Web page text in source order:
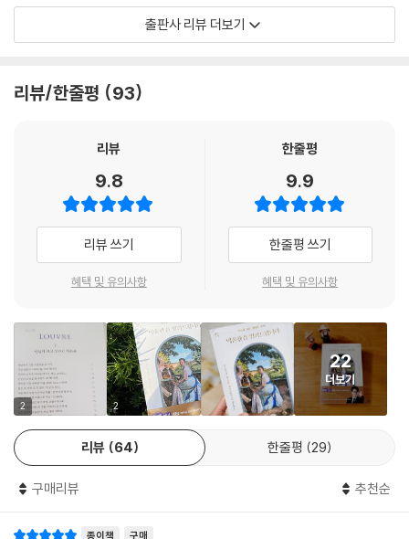
몸을 감싸고 추위에 떨면서 힘겹게 고개를 지났을 것입니다. 애초에 다비
드 가 그린 장면은 현실적으로 절대 불가능한 모습이었습니다.
---「살아 있는 영웅을 찬양하라」중에서
연작을 통해 루벤스는 마리 드 메디치의 삶 자체를 신격화하고 역사상 가
데 성공했다”고 고백하기도 했죠. 그리고 자신이 작품 속에 표현 한 것처럼
마리 모자의 관계가 평온히 이어가기를 바랐을지도 모릅니다. 하지만 이
바람은 그리 오래가지 못했습니다.
---「마리의 정치적 치적과 아들 루이 13세와의 갈등」중에서
미술평론가 루이 르로이는 모네의 작품을 두고 “인상, 해돋이. 참으로 인상
적인 그림이다. 이 얼마나 자유로운 그림인가! 이 얼마나 쉽게 그린 그림인
섞인 말들로 작품을 헐뜯고 이 전시회를 “인상주의자들의 전시회”라 명명
했습니다. 이렇게 루이 르로이에 의해 ‘인상주의’라는 말이 처음 탄생하는
데요, 여기서 “인상적이다”라는 말은 ‘너무 못 그려서, 너무 황당해서, 어
이가 없어서 인상적이다’라는 반어적 표현이었지요. 애초에 악담에 가까운
말이었지만 1877년 3회 차 전시회부터는 스스로 ‘인상주의’라는 표현을
사용하며 어느 덧 인상주의는 미술계의 새로운 주류로 자리 잡기 시작합니
다.
---「영원히 꺼지지 않는 예술의 불꽃, 인상주의」중에서
“세상 모든 것이 변해도 농부의 삶은 어제나 오늘이나 영원히 변하지 않는
상주의를 대표하는 에두아르 마네, 장 프레데릭 바지유, 클로드 모네, 피에
르 오귀스트 르누아르, 에드가르 드가의 대표작을 소개한다. 지베르니 정
의 입담을 발휘한다.
루브르 박물관과 오르세 미술관 도슨트, 서양미술사 전문 강사로서 다져온
돌아보는 데는 최소 6시간에서 이틀 정도를 할애하라고 조언한다. 아울러
어떤 동선으로 돌아봐야 하는지, 빠트리지 않고 꼭 챙겨봐야 하는 작품은
무엇인지 친절하게 안내한다. 오르세 미술관은 생각보다 규모가 크지 않지
만, 최소 4시간을 할애하여 고전주의부터 후기 인상주의 작품까지 빠짐없
이 만나보라고 말한다. 지베르니 정원과 오랑주리 미술관에서는 모네가 마
잊지 않는다. 로댕 미술관은 파리에 있는 수많은 미술관 중 가장 편안하고
여유롭게 둘러볼 수 있는 곳으로, 미술관이 보유한 방대한 컬렉션과 함께
드넓은 정원이 매력이라고 귀띔한다.
이 책에 담긴 프랑스 미술 기행에 관한 전문적인 지식과 풍성한 정보는 지
금 당장 이 책 한 권을 달랑 들고 프랑스로 떠나도 손색이 없을 정도다. 그
렇다. 이 책은 걸출한 화가들이 남긴 세기의 명작을 찾아 프랑스로 떠나고
출판사 리뷰 더보기
리뷰/한줄평 93
리뷰
9.8
리뷰 쓰기
혜택 및 유의사항
한줄평
9.9
한줄평 쓰기
혜택 및 유의사항
2 2
22
더보기
리뷰 64 한줄평 29
구매리뷰 추천순
종이책 구매